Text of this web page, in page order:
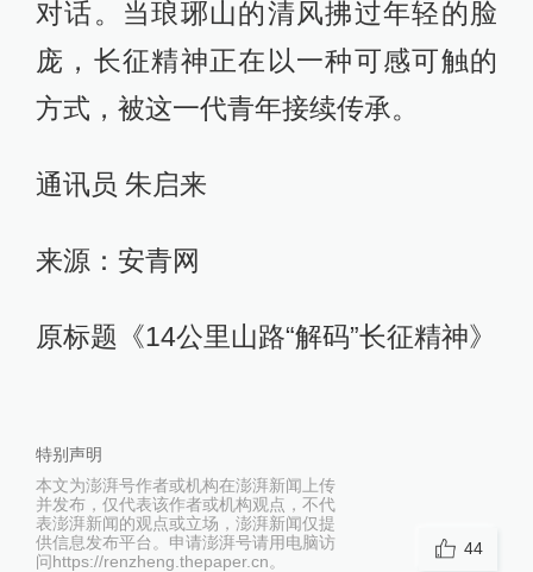
对话。当琅琊山的清风拂过年轻的脸
庞，长征精神正在以一种可感可触的
方式，被这一代青年接续传承。
通讯员 朱启来
来源：安青网
原标题《14公里山路“解码”长征精神》
特别声明
本文为澎湃号作者或机构在澎湃新闻上传
并发布，仅代表该作者或机构观点，不代
表澎湃新闻的观点或立场，澎湃新闻仅提
供信息发布平台。申请澎湃号请用电脑访
问https://renzheng.thepaper.cn。
44